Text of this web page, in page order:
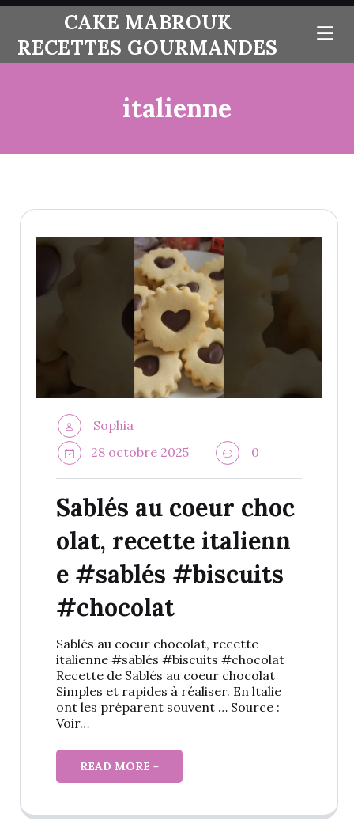
skip
content
CAKE MABROUK
RECETTES GOURMANDES
italienne
Sophia
28 octobre 2025
0
Sablés au coeur choc
olat, recette italienn
e #sablés #biscuits
#chocolat
Sablés au coeur chocolat, recette
italienne #sablés #biscuits #chocolat
Recette de Sablés au coeur chocolat
Simples et rapides à réaliser. En ltalie
ont les préparent souvent … Source :
Voir…
READ MORE +